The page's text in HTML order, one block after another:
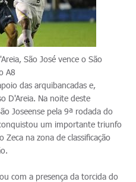
São José vence o São
A8
das arquibancadas e,
D'Areia. Na noite deste
Joseense pela 9ª rodada do
um importante triunfo
na zona de classificação
com a presença da torcida do